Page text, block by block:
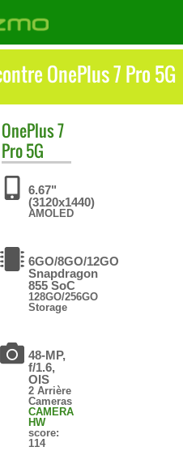
OnePlus 7 Pro 5G
OnePlus7
Pro 5G
6.67"
(3120x1440)
AMOLED
6GO/8GO/12GO
Snapdragon
855 SoC
128GO/256GO
Storage
48-MP,
f/1.6,
OIS
2 Arrière
Cameras
CAMERA
HW
score:
114